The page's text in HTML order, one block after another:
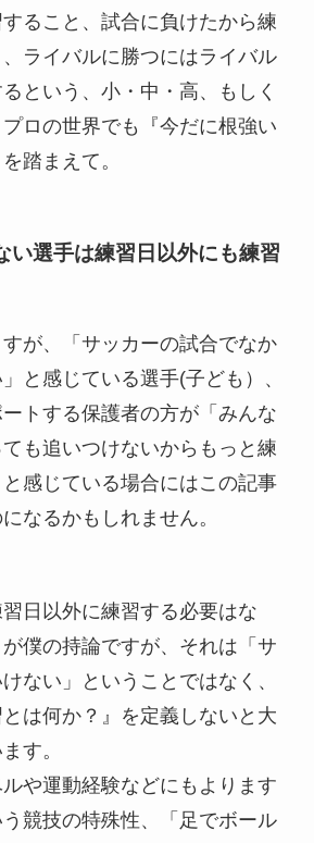
ること、試合に負けたから練
ライバルに勝つにはライバル
という、小・中・高、もしく
ロの世界でも『今だに根強い
踏まえて。
い選手は練習日以外にも練習
が、「サッカーの試合でなか
と感じている選手(子ども）、
トする保護者の方が「みんな
も追いつけないからもっと練
感じている場合にはこの記事
なるかもしれません。
日以外に練習する必要はな
僕の持論ですが、それは「サ
ない」ということではなく、
は何か？』を定義しないと大
す。
や運動経験などにもよります
競技の特殊性、「足でボール